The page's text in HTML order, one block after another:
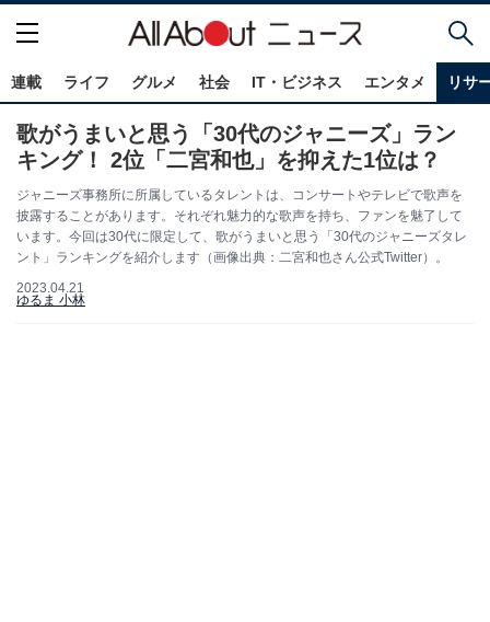
連載 ライフ グルメ 社会 IT・ビジネス エンタメ リサ
歌がうまいと思う「30代のジャニーズ」ラン
キング！ 2位「二宮和也」を抑えた1位は？
ジャニーズ事務所に所属しているタレントは、コンサートやテレビで歌声を
披露することがあります。それぞれ魅力的な歌声を持ち、ファンを魅了して
います。今回は30代に限定して、歌がうまいと思う「30代のジャニーズタレ
ント」ランキングを紹介します（画像出典：二宮和也さん公式Twitter）。
2023.04.21
ゆるま 小林